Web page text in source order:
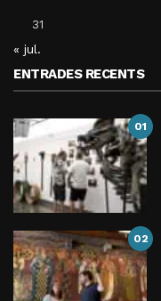
31
« jul.
ENTRADES RECENTS
01
02